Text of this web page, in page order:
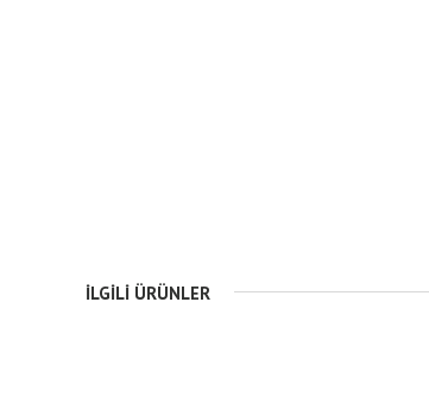
İLGILI ÜRÜNLER